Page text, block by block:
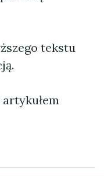
tekstu